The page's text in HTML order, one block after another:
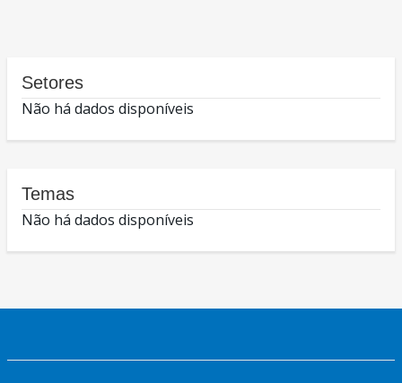
Setores
Não há dados disponíveis
Temas
Não há dados disponíveis